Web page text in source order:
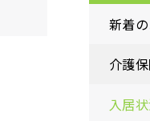
新着
介護
入居